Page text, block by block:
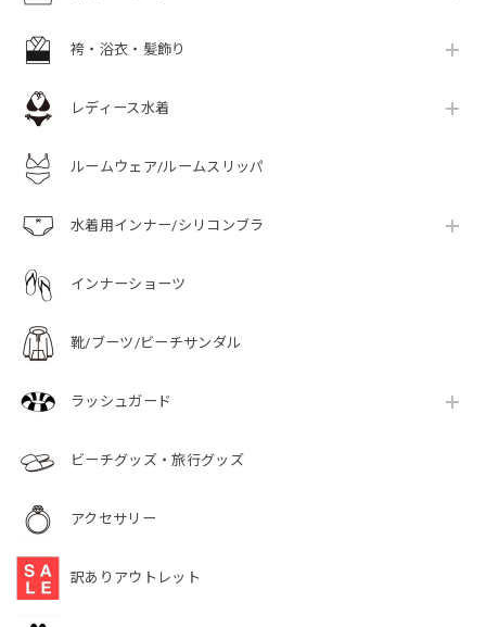
袴・浴衣・髪飾り
レディース水着
ルームウェア/ルームスリッパ
水着用インナー/シリコンブラ
インナーショーツ
靴/ブーツ/ビーチサンダル
ラッシュガード
ビーチグッズ・旅行グッズ
アクセサリー
訳ありアウトレット